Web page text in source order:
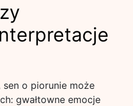
o piorunie może
gwałtowne emocje